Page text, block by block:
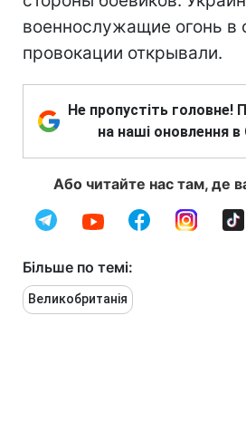
военнослужащие огонь в
провокации открывали.
Не пропустіть головне!
на наші оновлення в
Або читайте нас там, де
Більше по темі:
Великобританія